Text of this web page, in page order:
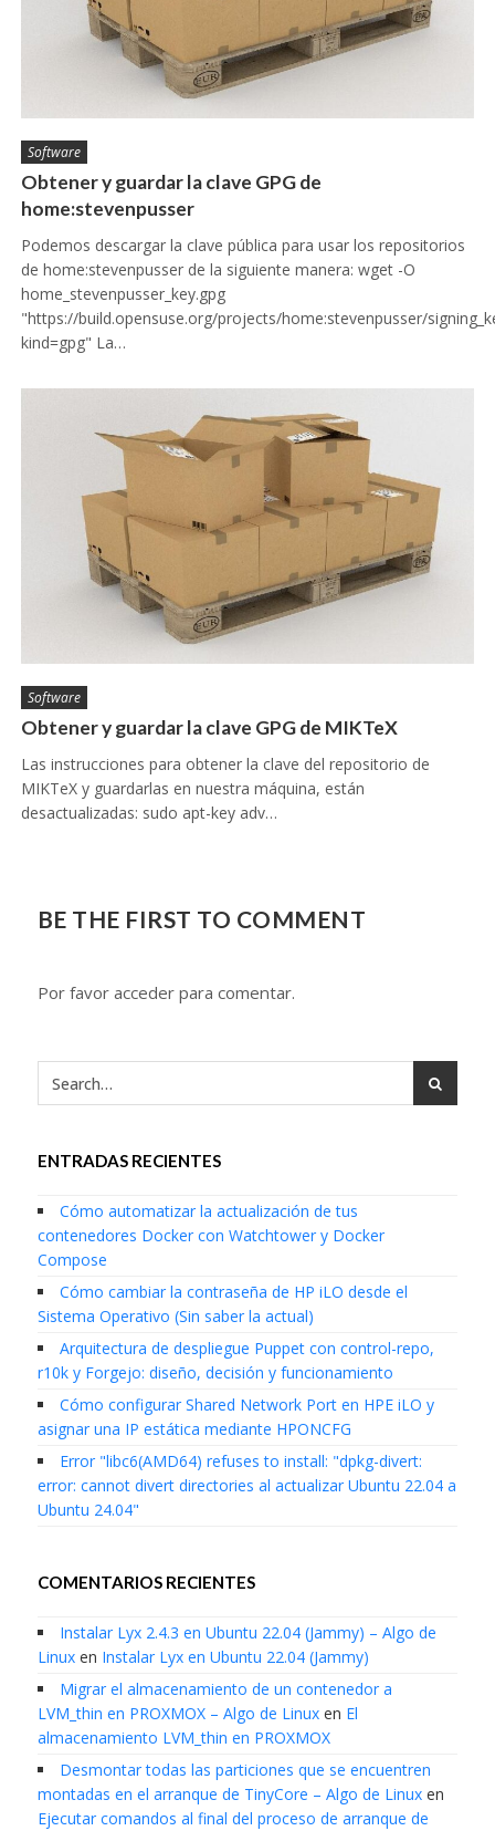
Software
Obtener y guardar la clave GPG de
home:stevenpusser
Podemos descargar la clave pública para usar los repositorios
de home:stevenpusser de la siguiente manera: wget -O
home_stevenpusser_key.gpg
"https://build.opensuse.org/projects/home:stevenpusser/
kind=gpg" La…
Software
Obtener y guardar la clave GPG de MIKTeX
Las instrucciones para obtener la clave del repositorio de
MIKTeX y guardarlas en nuestra máquina, están
desactualizadas: sudo apt-key adv…
BE THE FIRST TO COMMENT
Por favor acceder para comentar.
ENTRADAS RECIENTES
Cómo automatizar la actualización de tus
contenedores Docker con Watchtower y Docker
Compose
Cómo cambiar la contraseña de HP iLO desde el
Sistema Operativo (Sin saber la actual)
Arquitectura de despliegue Puppet con control-repo,
r10k y Forgejo: diseño, decisión y funcionamiento
Cómo configurar Shared Network Port en HPE iLO y
asignar una IP estática mediante HPONCFG
Error "libc6(AMD64) refuses to install: "dpkg-divert:
error: cannot divert directories al actualizar Ubuntu 22.04 a
Ubuntu 24.04"
COMENTARIOS RECIENTES
Instalar Lyx 2.4.3 en Ubuntu 22.04 (Jammy) – Algo de
Linuxen Instalar Lyx en Ubuntu 22.04 (Jammy)
Migrar el almacenamiento de un contenedor a
LVM_thin en PROXMOX – Algo de Linuxen El
almacenamiento LVM_thin en PROXMOX
Desmontar todas las particiones que se encuentren
montadas en el arranque de TinyCore – Algo de Linuxen
Ejecutar comandos al final del proceso de arranque de